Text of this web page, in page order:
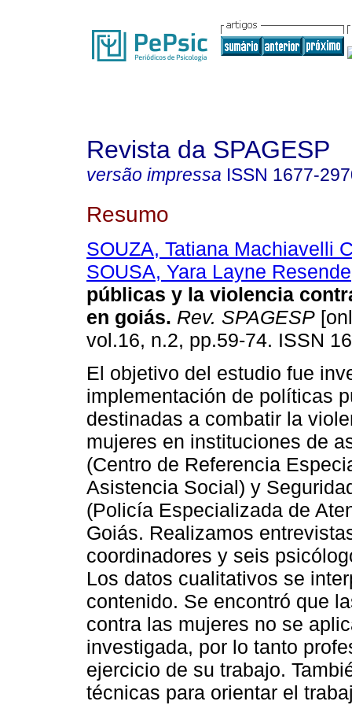
Revista da SPAGESP
versão impressa ISSN 1677-
Resumo
SOUZA, Tatiana Machiavelli
SOUSA, Yara Layne Resende
públicas y la violencia
en goiás. Rev. SPAGESP
vol.16, n.2, pp.59-74. ISSN
El objetivo del estudio fue
implementación de políticas
destinadas a combatir la
mujeres en instituciones de
(Centro de Referencia
Asistencia Social) y
(Policía Especializada de
Goiás. Realizamos
coordinadores y seis
Los datos cualitativos se
contenido. Se encontró que
contra las mujeres no se
investigada, por lo tanto
ejercicio de su trabajo.
técnicas para orientar el